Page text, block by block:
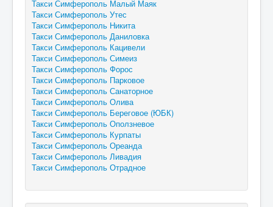
Такси Симферополь Малый Маяк
Такси Симферополь Утес
Такси Симферополь Никита
Такси Симферополь Даниловка
Такси Симферополь Кацивели
Такси Симферополь Симеиз
Такси Симферополь Форос
Такси Симферополь Парковое
Такси Симферополь Санаторное
Такси Симферополь Олива
Такси Симферополь Береговое (ЮБК)
Такси Симферополь Оползневое
Такси Симферополь Курпаты
Такси Симферополь Ореанда
Такси Симферополь Ливадия
Такси Симферополь Отрадное